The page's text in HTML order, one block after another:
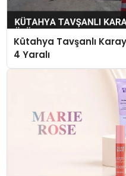
Kütahya Tavşanlı
4 Yaralı